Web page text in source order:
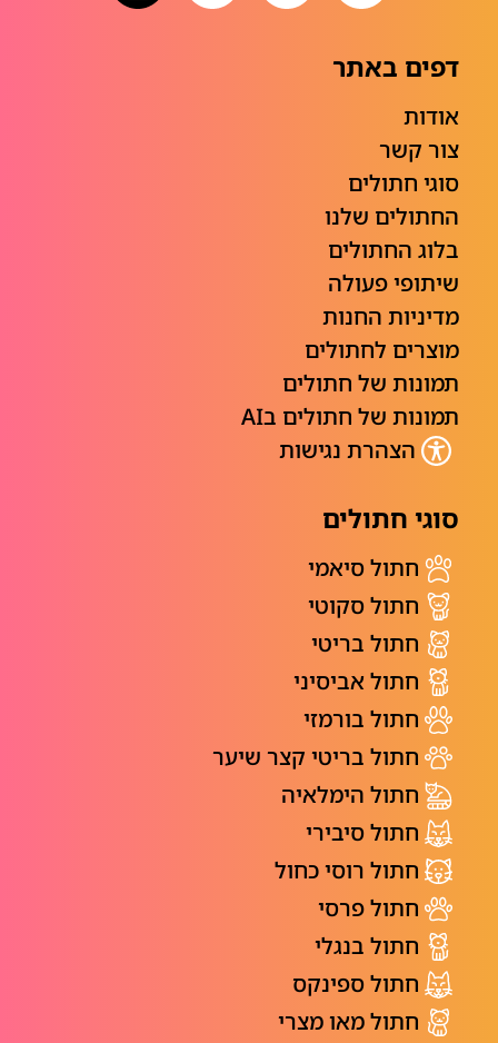
דפים באתר
אודות
צור קשר
סוגי חתולים
החתולים שלנו
בלוג החתולים
שיתופי פעולה
מדיניות החנות
מוצרים לחתולים
תמונות של חתולים
תמונות של חתולים בAI
הצהרת נגישות
סוגי חתולים
חתול סיאמי
חתול סקוטי
חתול בריטי
חתול אביסיני
חתול בורמזי
חתול בריטי קצר שיער
חתול הימלאיה
חתול סיבירי
חתול רוסי כחול
חתול פרסי
חתול בנגלי
חתול ספינקס
חתול מאו מצרי